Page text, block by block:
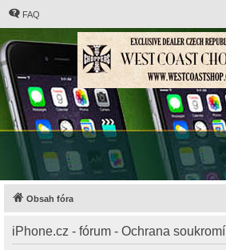
FAQ
Obsah fóra
iPhone.cz - fórum - Ochrana soukromí